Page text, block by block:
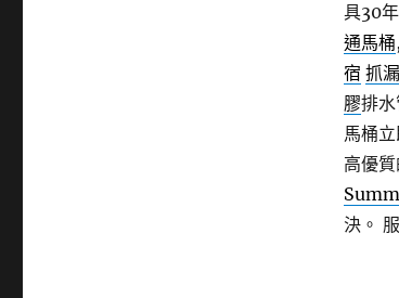
具30
通馬桶,
宿 抓漏
膠排
馬桶
高優
決。